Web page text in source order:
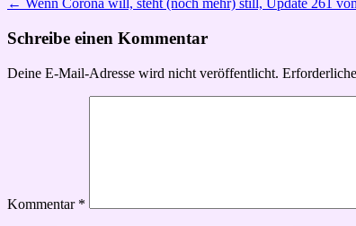
← Wenn Corona will, steht (noch mehr) still, Update 261
Schreibe einen Kommentar
Deine E-Mail-Adresse wird nicht veröffentlicht.
Kommentar *